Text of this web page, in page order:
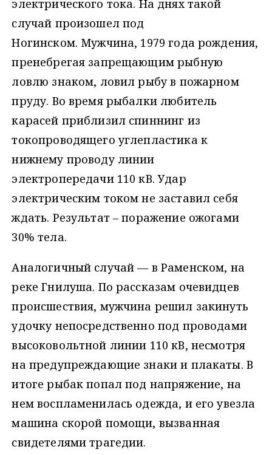
электрического тока. На днях такой
случай произошел под
Ногинском. Мужчина, 1979 года рождения,
пренебрегая запрещающим рыбную
ловлю знаком, ловил рыбу в пожарном
пруду. Во время рыбалки любитель
карасей приблизил спиннинг из
токопроводящего углепластика к
нижнему проводу линии
электропередачи 110 кВ. Удар
электрическим током не заставил себя
ждать. Результат – поражение ожогами
30% тела.
Аналогичный случай — в Раменском, на
реке Гнилуша. По рассказам очевидцев
происшествия, мужчина решил закинуть
удочку непосредственно под проводами
высоковольтной линии 110 кВ, несмотря
на предупреждающие знаки и плакаты. В
итоге рыбак попал под напряжение, на
нем воспламенилась одежда, и его увезла
машина скорой помощи, вызванная
свидетелями трагедии.